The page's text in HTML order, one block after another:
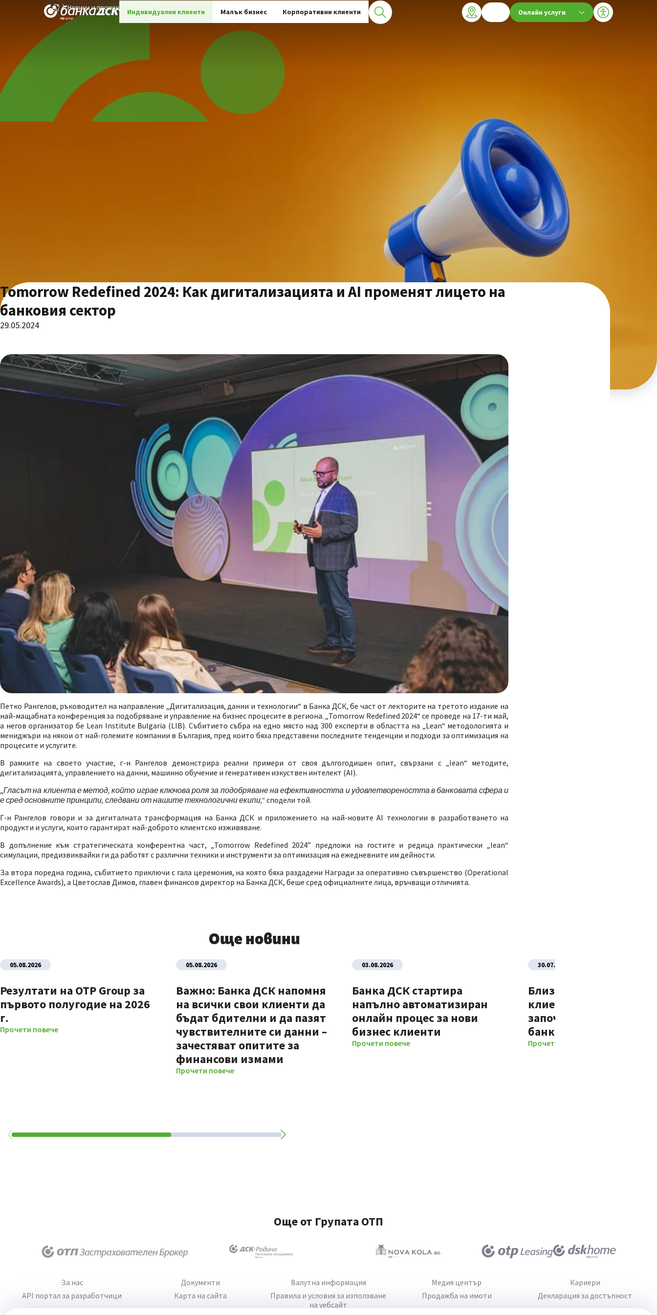
Индивидуални клиенти Малък бизнес Корпоративни клиенти Онлайн услуги
Новини и промоции
Tomorrow Redefined 2024: Как дигитализацията и AI променят лицето на
банковия сектор
29.05.2024
Петко Рангелов, ръководител на направление „Дигитализация, данни и технологии“ в Банка ДСК, бе част от лекторите на третото издание на
най-мащабната конференция за подобряване и управление на бизнес процесите в региона. „Tomorrow Redefined 2024“ се проведе на 17-ти май,
а негов организатор бе Lean Institute Bulgaria (LIB). Събитието събра на едно място над 300 експерти в областта на „Lean“ методологията и
мениджъри на някои от най-големите компании в България, пред които бяха представени последните тенденции и подходи за оптимизация на
процесите и услугите.
В рамките на своето участие, г-н Рангелов демонстрира реални примери от своя дългогодишен опит, свързани с „lean“ методите,
дигитализацията, управлението на данни, машинно обучение и генеративен изкуствен интелект (AI).
Гласът на клиента е метод, който играе ключова роля за подобряване на ефективността и удовлетвореността в банковата сфера и
е сред основните принципи, следвани от нашите технологични екипи,“сподели той.
Г-н Рангелов говори и за дигиталната трансформация на Банка ДСК и приложението на най-новите AI технологии в разработването на
продукти и услуги, които гарантират най-доброто клиентско изживяване.
В допълнение към стратегическата конферентна част, „Tomorrow Redefined 2024” предложи на гостите и редица практически „lean“
симулации, предизвиквайки ги да работят с различни техники и инструменти за оптимизация на ежедневните им дейности.
За втора поредна година, събитието приключи с гала церемония, на която бяха раздадени Награди за оперативно съвършенство (Operational
Excellence Awards), а Цветослав Димов, главен финансов директор на Банка ДСК, беше сред официалните лица, връчващи отличията.
Още новини
05.08.2026
Резултати на OTP Group за
първото полугодие на 2026
г.
Прочети повече
05.08.2026
Важно: Банка ДСК напомня
на всички свои клиенти да
бъдат бдителни и да пазят
чувствителните си данни –
зачестяват опитите за
финансови измами
Прочети повече
03.08.2026
Банка ДСК стартира
напълно автоматизиран
онлайн процес за нови
бизнес клиенти
Прочети повече
30.07.2026
Близо 70% от новите
клиенти на Банка ДСК
започват отношенията
банката изцяло
Прочети повече
Още от Групата ОТП
За нас
API портал за разработчици
Документи
Карта на сайта
Валутна информация
Правила и условия за използване
на уебсайт
Медия център
Продажба на имоти
Кариери
Декларация за достъпност